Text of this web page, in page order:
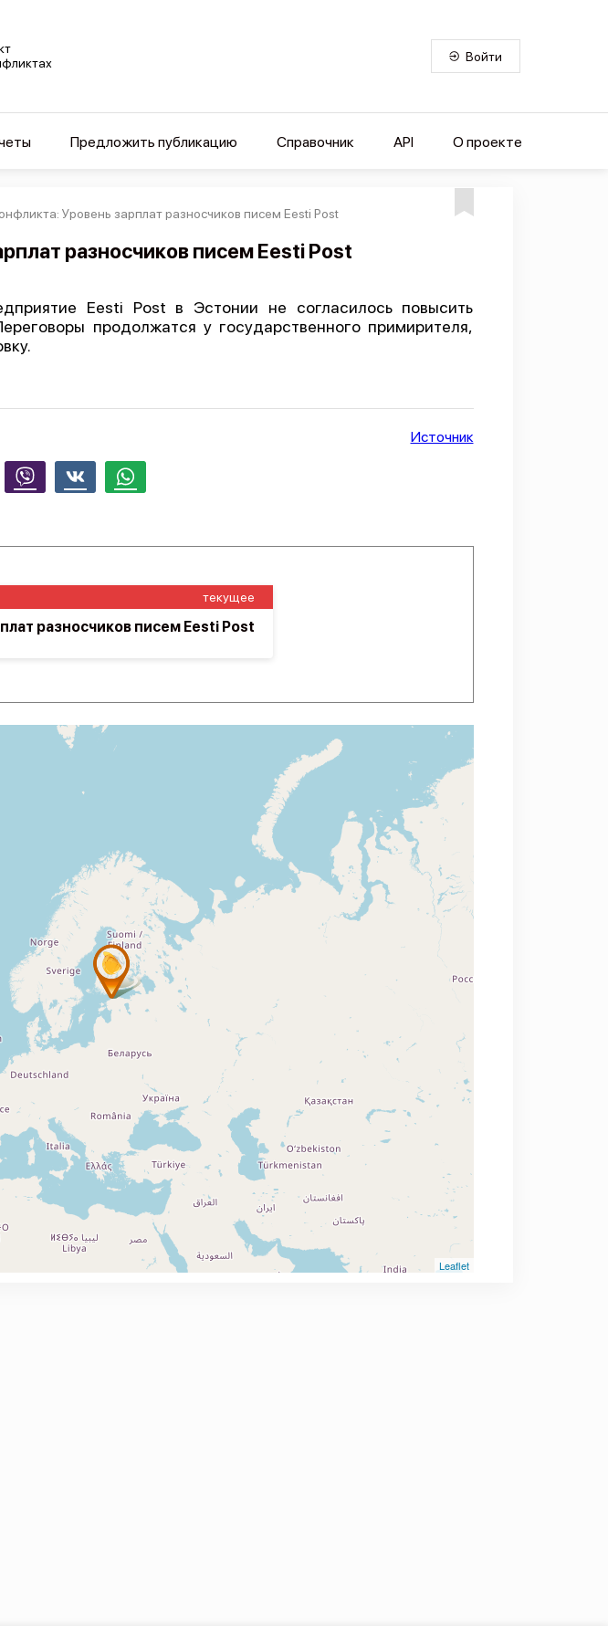
Войти
Предложить публикацию Справочник API О проекте
Уровень зарплат разносчиков писем Eesti Post
разносчиков писем Eesti Post
Eesti Post в Эстонии не согласилось повысить
продолжатся у государственного примирителя,
Viber Whatsapp
Источник
текущее
разносчиков писем Eesti Post
Leaflet